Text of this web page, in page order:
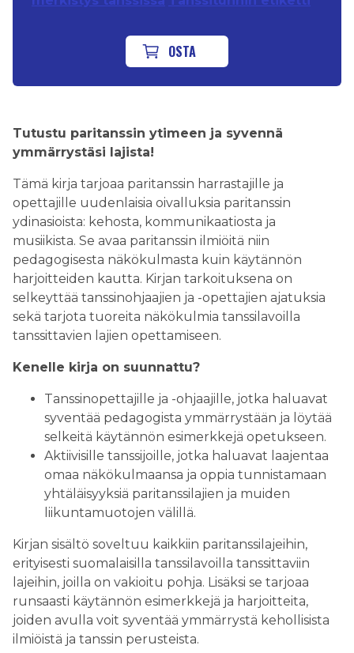
OSTA
Tutustu paritanssin ytimeen ja syvennä
ymmärrystäsi lajista!
Tämä kirja tarjoaa paritanssin harrastajille ja
opettajille uudenlaisia oivalluksia paritanssin
ydinasioista: kehosta, kommunikaatiosta ja
musiikista. Se avaa paritanssin ilmiöitä niin
pedagogisesta näkökulmasta kuin käytännön
harjoitteiden kautta. Kirjan tarkoituksena on
selkeyttää tanssinohjaajien ja -opettajien ajatuksia
sekä tarjota tuoreita näkökulmia tanssilavoilla
tanssittavien lajien opettamiseen.
Kenelle kirja on suunnattu?
Tanssinopettajille ja -ohjaajille, jotka haluavat
syventää pedagogista ymmärrystään ja löytää
selkeitä käytännön esimerkkejä opetukseen.
Aktiivisille tanssijoille, jotka haluavat laajentaa
omaa näkökulmaansa ja oppia tunnistamaan
yhtäläisyyksiä paritanssilajien ja muiden
liikuntamuotojen välillä.
Kirjan sisältö soveltuu kaikkiin paritanssilajeihin,
erityisesti suomalaisilla tanssilavoilla tanssittaviin
lajeihin, joilla on vakioitu pohja. Lisäksi se tarjoaa
runsaasti käytännön esimerkkejä ja harjoitteita,
joiden avulla voit syventää ymmärrystä kehollisista
ilmiöistä ja tanssin perusteista.